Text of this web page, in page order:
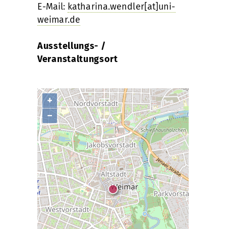
E-Mail: katharina.wendler[at]uni-
weimar.de
Ausstellungs- /
Veranstaltungsort
+
−